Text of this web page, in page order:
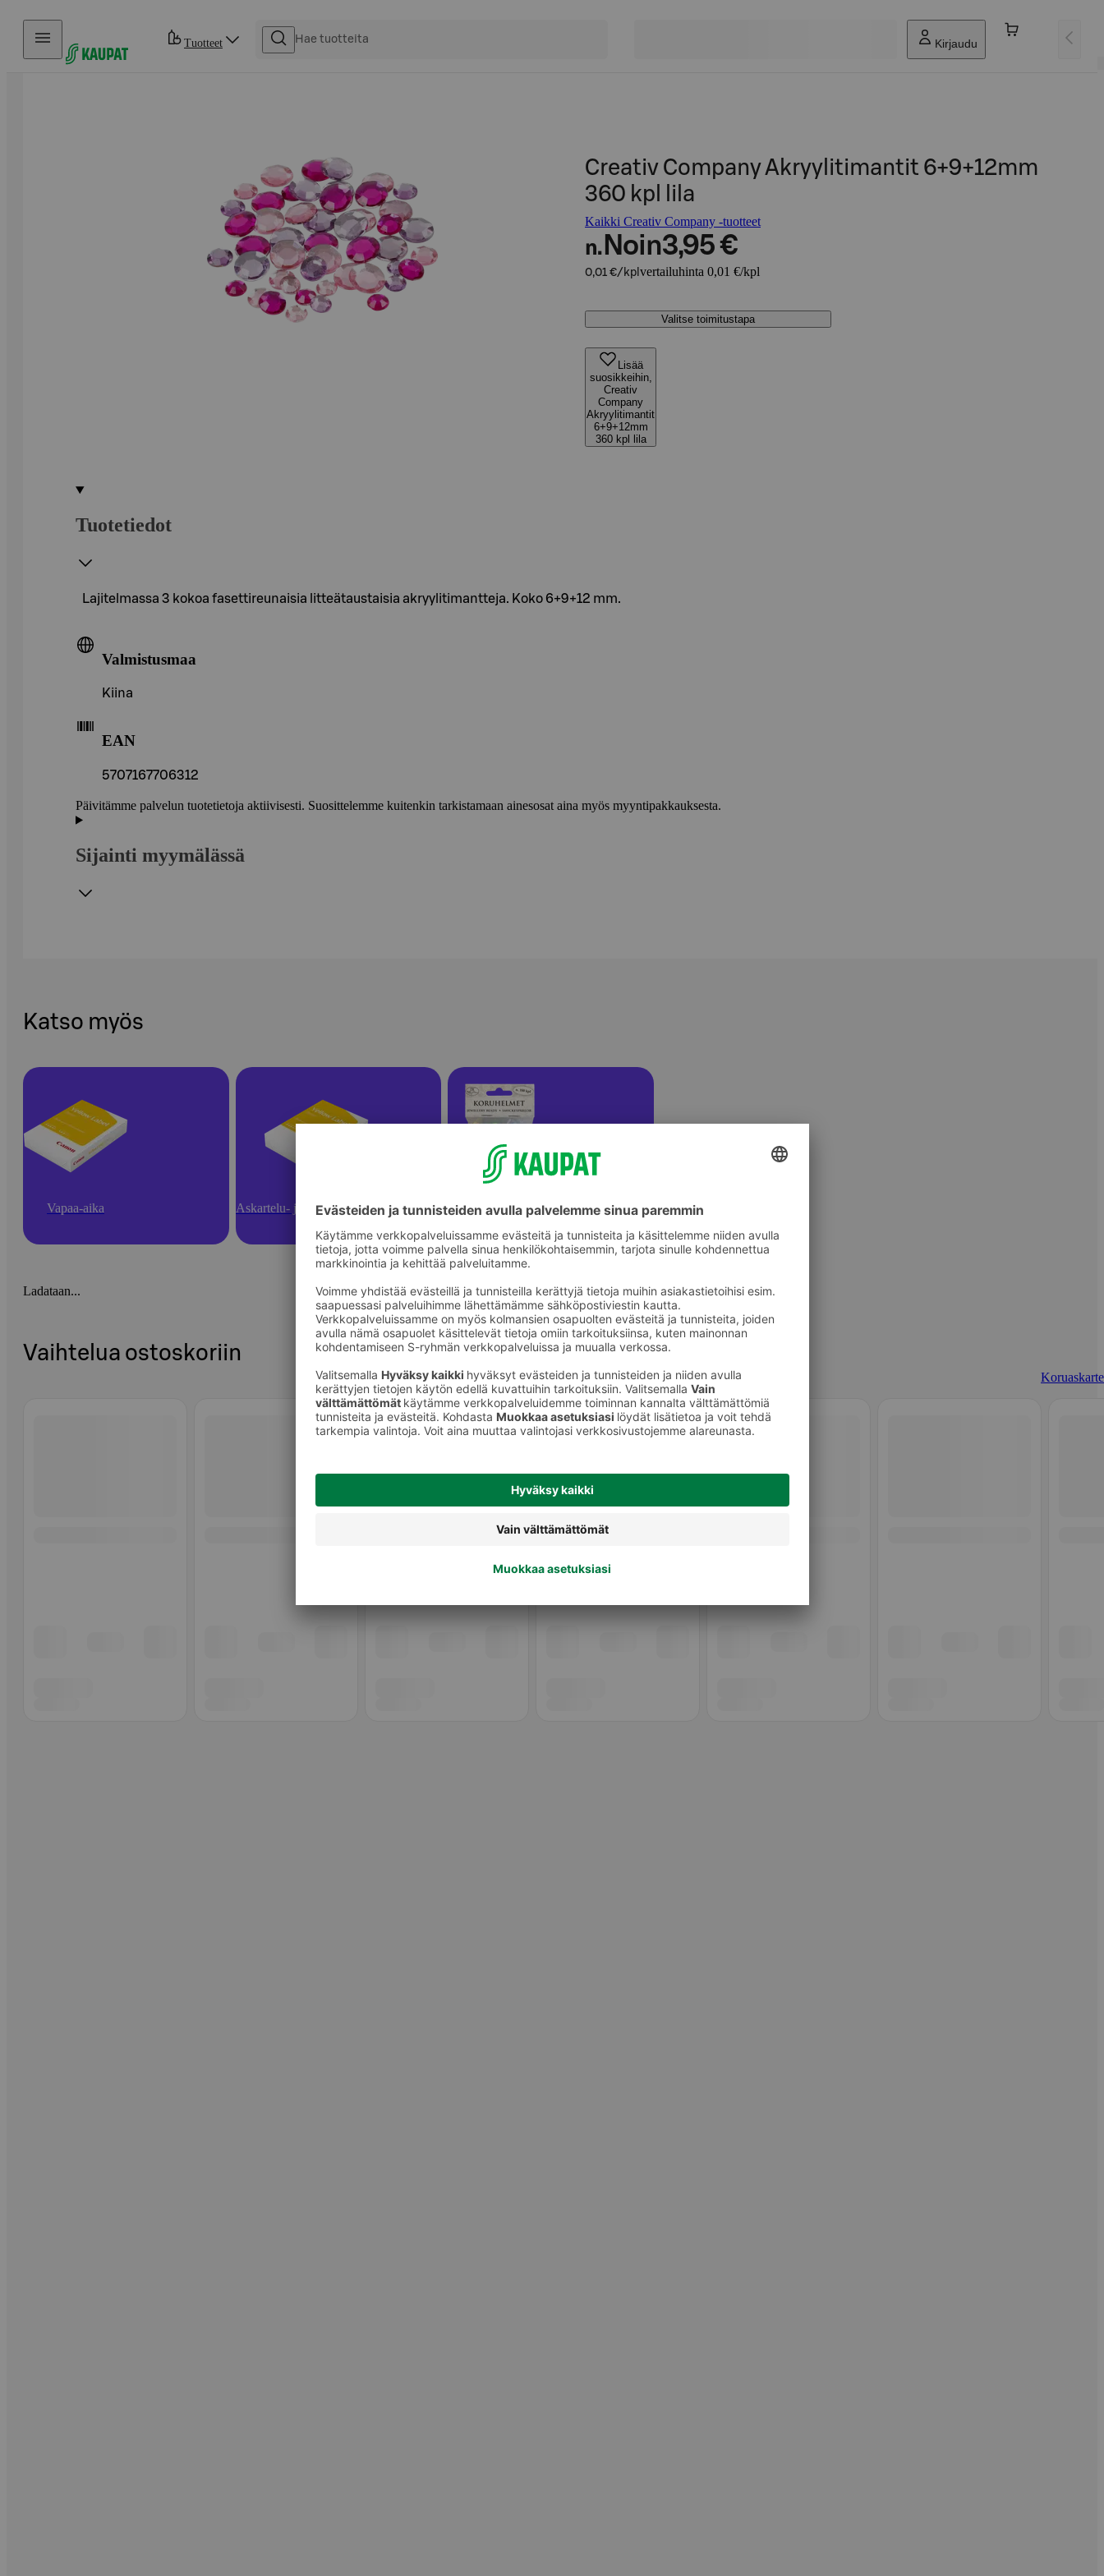
Hyppää sisältöön
Tuotteet Kirjaudu
Creativ Company Akryylitimantit 6+9+12mm
360 kpl lila
Kaikki Creativ Company -tuotteet
n. Noin3,95 €
0,01 €/kpl vertailuhinta 0,01 €/kpl
Valitse toimitustapa
Lisää
suosikkeihin,
Creativ
Company
Akryylitimantit
6+9+12mm
360 kpl lila
Tuotetiedot
Lajitelmassa 3 kokoa fasettireunaisia litteätaustaisia akryylitimantteja. Koko 6+9+12 mm.
Valmistusmaa
Kiina
EAN
5707167706312
Päivitämme palvelun tuotetietoja aktiivisesti. Suosittelemme kuitenkin tarkistamaan ainesosat aina myös myyntipakkauksesta.
Sijainti myymälässä
Katso myös
Vapaa-aika Askartelu- ja toimistotarvikkeet Koruaskartelu
Ladataan...
Vaihtelua ostoskoriin